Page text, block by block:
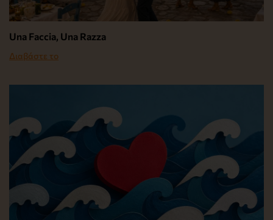
Una Faccia, Una Razza
Διαβάστε το